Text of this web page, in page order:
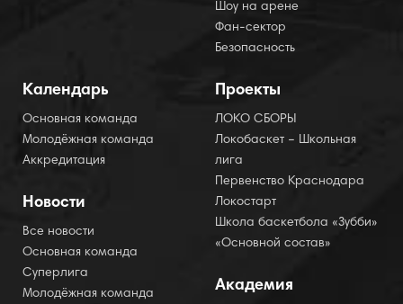
Шоу на арене
Фан-сектор
Безопасность
Календарь
Основная команда
Молодёжная команда
Аккредитация
Новости
Все новости
Основная команда
Суперлига
Молодёжная команда
Проекты
ЛОКО СБОРЫ
Локобаскет – Школьная
лига
Первенство Краснодара
Локостарт
Школа баскетбола «Зубби»
«Основной состав»
Академия